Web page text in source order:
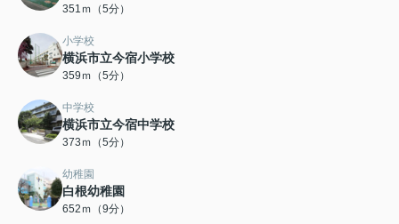
351ｍ（5分）
小学校
横浜市立今宿小学校
359ｍ（5分）
中学校
横浜市立今宿中学校
373ｍ（5分）
幼稚園
白根幼稚園
652ｍ（9分）